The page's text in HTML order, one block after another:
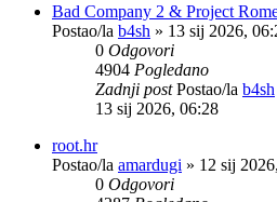
Bad Company 2 & Project
Postao/la b4sh » 13 sij 2026,
0 Odgovori
4904 Pogledano
Zadnji postPostao/la b4sh
13 sij 2026, 06:28
root.hr
Postao/la amardugi » 12 sij
0 Odgovori